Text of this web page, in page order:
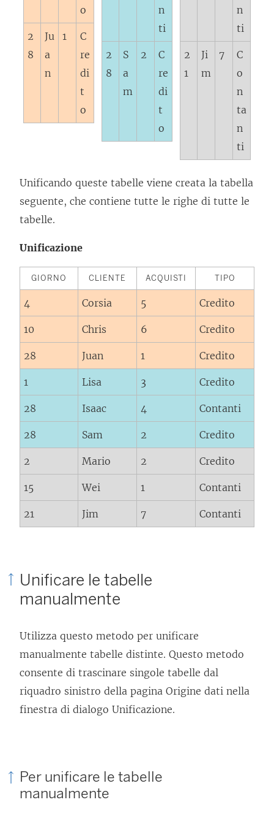
o
2
8
Ju
a
n
1
C
re
di
t
o
n
ti
2
8
S
a
m
2
C
re
di
t
o
n
ti
2
1
Ji
m
7
C
o
n
ta
n
ti
Unificando queste tabelle viene creata la tabella
seguente, che contiene tutte le righe di tutte le
tabelle.
Unificazione
GIORNO CLIENTE ACQUISTI TIPO
4 Corsia 5 Credito
10 Chris 6 Credito
28 Juan 1 Credito
1 Lisa 3 Credito
28 Isaac 4 Contanti
28 Sam 2 Credito
2 Mario 2 Credito
15 Wei 1 Contanti
21 Jim 7 Contanti
Unificare le tabelle
manualmente
Utilizza questo metodo per unificare
manualmente tabelle distinte. Questo metodo
consente di trascinare singole tabelle dal
riquadro sinistro della pagina Origine dati nella
finestra di dialogo Unificazione.
Per unificare le tabelle
manualmente